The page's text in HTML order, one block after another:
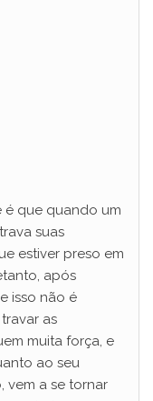
é que quando um
suas
estiver preso em
após
isso não é
as
muita força, e
ao seu
vem a se tornar